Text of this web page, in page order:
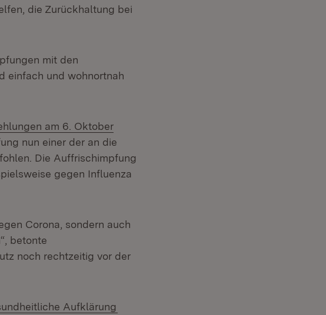
die Zurückhaltung bei
mit den
einfach und wohnortnah
am 6. Oktober
nun einer der an die
Die Auffrischimpfung
gegen Influenza
Corona, sondern auch
betonte
noch rechtzeitig vor der
Aufklärung